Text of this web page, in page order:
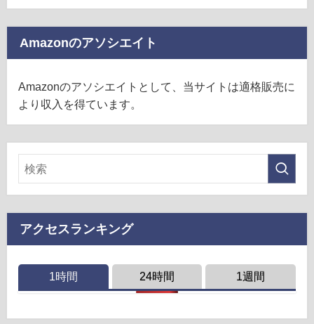
Amazonのアソシエイト
Amazonのアソシエイトとして、当サイトは適格販売に
より収入を得ています。
アクセスランキング
1時間 24時間 1週間